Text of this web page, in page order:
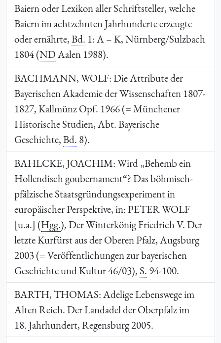
Baiern oder Lexikon aller Schriftsteller, welche
Baiern im achtzehnten Jahrhunderte erzeugte
oder ernährte,Bd. 1: A – K, Nürnberg/Sulzbach
1804 (NDAalen 1988).
BACHMANN, WOLF: Die Attribute der
Bayerischen Akademie der Wissenschaften 1807-
1827, Kallmünz Opf. 1966 (= Münchener
Historische Studien, Abt. Bayerische
Geschichte,Bd. 8).
BAHLCKE, JOACHIM: Wird „Behemb ein
Hollendisch goubernament“? Das böhmisch-
pfälzische Staatsgründungsexperiment in
europäischer Perspektive, in:PETER WOLF
[u.a.] (Hgg.), Der Winterkönig Friedrich V. Der
letzte Kurfürst aus der Oberen Pfalz, Augsburg
2003 (= Veröffentlichungen zur bayerischen
Geschichte und Kultur 46/03),S. 94-100.
BARTH, THOMAS: Adelige Lebenswege im
Alten Reich. Der Landadel der Oberpfalz im
18. Jahrhundert, Regensburg 2005.